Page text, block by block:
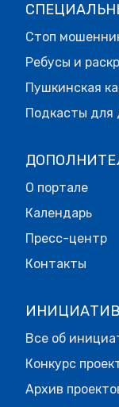
Стоп
Ребусы и
Пушкинская
Подкасты для
О портале
Календарь
Пресс-центр
Контакты
Все об
Конкурс
Архив